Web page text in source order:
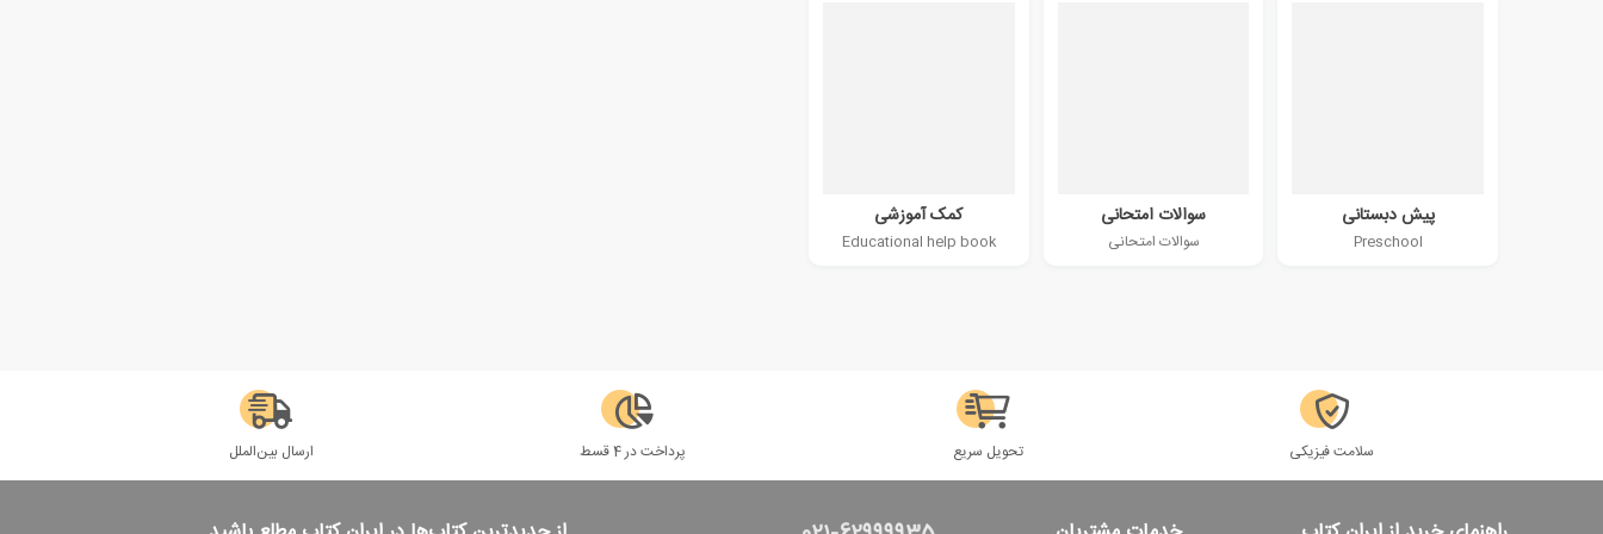
پیش دبستانی
Preschool
سوالات امتحانی
سوالات امتحانی
کمک آموزشی
Educational help book
سلامت فیزیکی تحویل سریع پرداخت در 4 قسط ارسال بین‌الملل